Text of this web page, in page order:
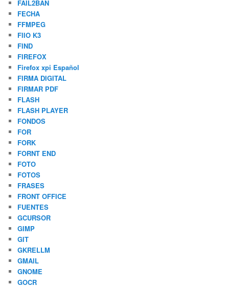
FAIL2BAN
FECHA
FFMPEG
FIIO K3
FIND
FIREFOX
Firefox xpi Español
FIRMA DIGITAL
FIRMAR PDF
FLASH
FLASH PLAYER
FONDOS
FOR
FORK
FORNT END
FOTO
FOTOS
FRASES
FRONT OFFICE
FUENTES
GCURSOR
GIMP
GIT
GKRELLM
GMAIL
GNOME
GOCR